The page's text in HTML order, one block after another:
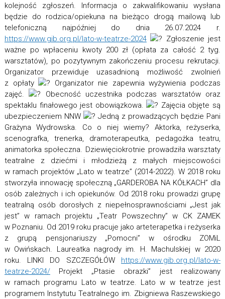
kolejność zgłoszeń. Informacja o zakwalifikowaniu wysłana
będzie do rodzica/opiekuna na bieżąco drogą mailową lub
telefoniczną najpóźniej do dnia 26.07.2024 r.
https://www.gib.org.pl/lato-w-teatrze-2024
Zgłoszenie jest
ważne po wpłaceniu kwoty 200 zł (opłata za całość 2 tyg.
warsztatów), po pozytywnym zakończeniu procesu rekrutacji.
Organizator przewiduje uzasadnioną możliwość zwolnień
z opłaty
Organizator nie zapewnia wyżywienia podczas
zajęć.
Obecność uczestnika podczas warsztatów oraz
spektaklu finałowego jest obowiązkowa.
Zajęcia objęte są
ubezpieczeniem NNW
Jedną z prowadzących będzie Pani
Grażyna Wydrowska. Co o niej wiemy? Aktorka, reżyserka,
scenografka, trenerka, dramoterapeutka, pedagożka teatru,
animatorka społeczna. Dziewięciokrotnie prowadziła warsztaty
teatralne z dziećmi i młodzieżą z małych miejscowości
w ramach projektów „Lato w teatrze” (2014-2022). W 2018 roku
stworzyła innowację społeczną „GARDEROBA NA KÓŁKACH” dla
osób zależnych i ich opiekunów. Od 2018 roku prowadzi grupę
teatralną osób dorosłych z niepełnosprawnościami „Jest jak
jest” w ramach projektu „Teatr Powszechny” w CK ZAMEK
w Poznaniu. Od 2019 roku pracuje jako arteterapetka i reżyserka
z grupą pensjonariuszy „Pomocni” w ośrodku ZOMiL
w Owińskach. Laureatka nagrody im. H. Machulskiej w 2020
roku. LINKI DO SZCZEGÓŁÓW https://www.gib.org.pl/lato-w-
teatrze-2024/Projekt „Ptasie obrazki” jest realizowany
w ramach programu Lato w teatrze. Lato w w teatrze jest
programem Instytutu Teatralnego im. Zbigniewa Raszewskiego